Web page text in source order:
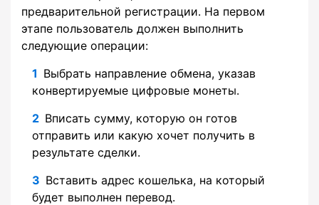
предварительной регистрации. На первом
этапе пользователь должен выполнить
следующие операции:
Выбрать направление обмена, указав
конвертируемые цифровые монеты.
Вписать сумму, которую он готов
отправить или какую хочет получить в
результате сделки.
Вставить адрес кошелька, на который
будет выполнен перевод.